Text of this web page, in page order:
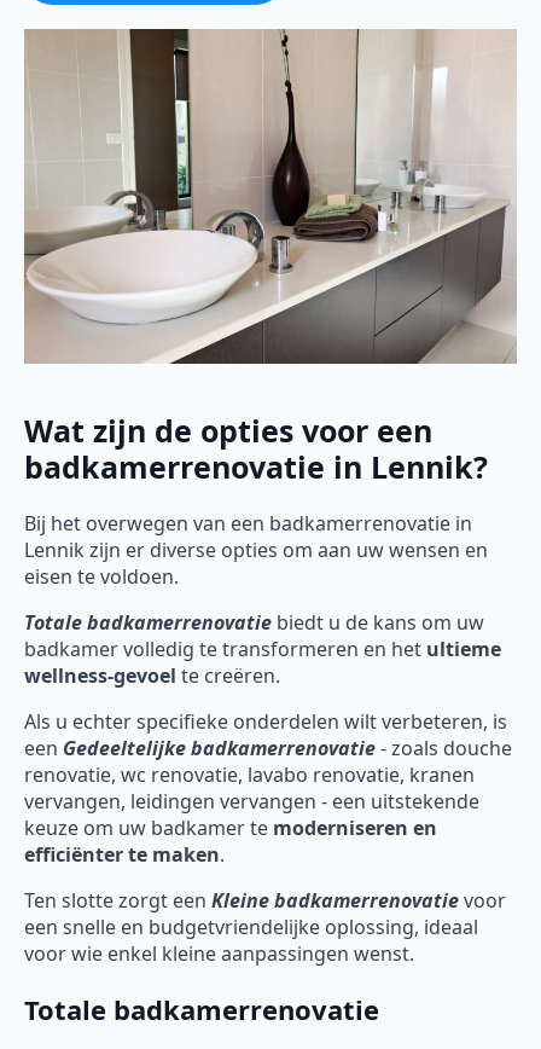
Wat zijn de opties voor een
badkamerrenovatie in Lennik?
Bij het overwegen van een badkamerrenovatie in
Lennik zijn er diverse opties om aan uw wensen en
eisen te voldoen.
Totale badkamerrenovatie biedt u de kans om uw
badkamer volledig te transformeren en het ultieme
wellness-gevoel te creëren.
Als u echter specifieke onderdelen wilt verbeteren, is
een Gedeeltelijke badkamerrenovatie- zoals douche
renovatie, wc renovatie, lavabo renovatie, kranen
vervangen, leidingen vervangen - een uitstekende
keuze om uw badkamer te moderniseren en
efficiënter te maken.
Ten slotte zorgt een Kleine badkamerrenovatievoor
een snelle en budgetvriendelijke oplossing, ideaal
voor wie enkel kleine aanpassingen wenst.
Totale badkamerrenovatie